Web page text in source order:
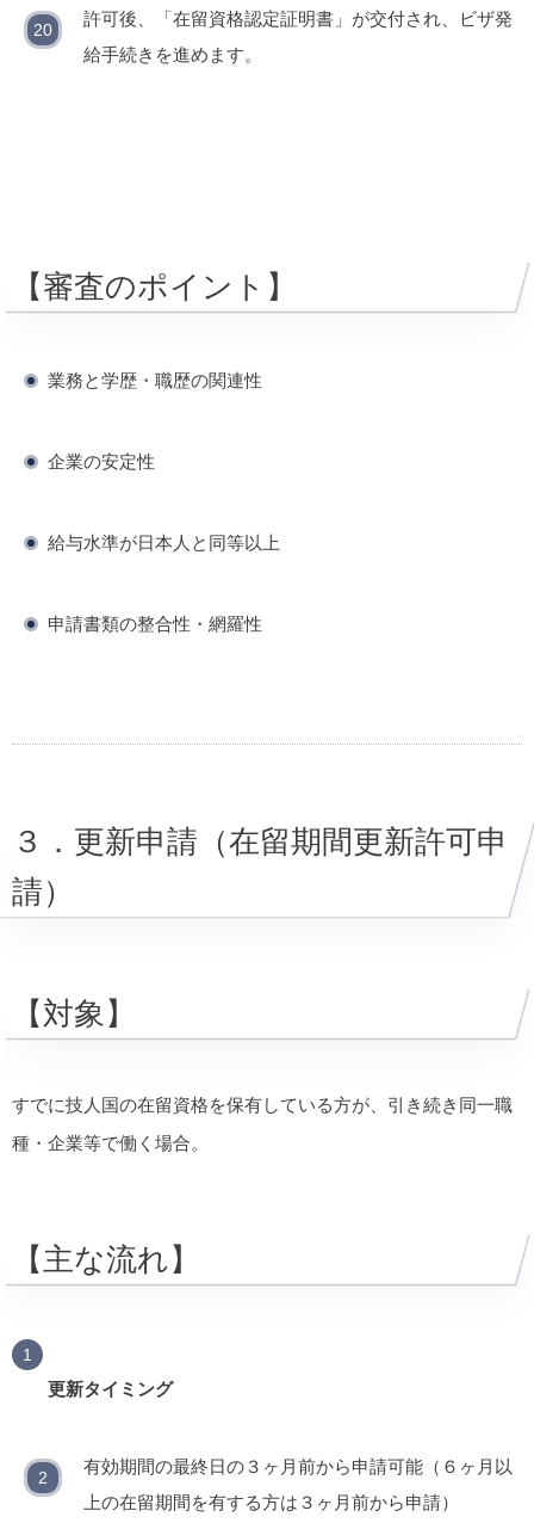
許可後、「在留資格認定証明書」が交付され、ビザ発
給手続きを進めます。
【審査のポイント】
業務と学歴・職歴の関連性
企業の安定性
給与水準が日本人と同等以上
申請書類の整合性・網羅性
３．更新申請（在留期間更新許可申
請）
【対象】
すでに技人国の在留資格を保有している方が、引き続き同一職
種・企業等で働く場合。
【主な流れ】
更新タイミング
有効期間の最終日の３ヶ月前から申請可能（６ヶ月以
上の在留期間を有する方は３ヶ月前から申請）